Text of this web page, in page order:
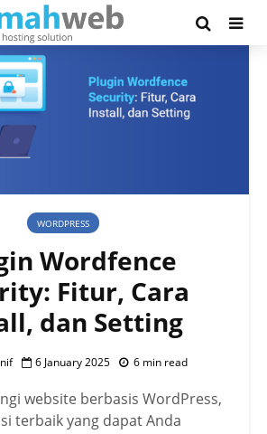
WORDPRESS
Wordfence
Fitur, Cara
dan Setting
6 January 2025 6 min read
website berbasis WordPress,
terbaik yang dapat Anda